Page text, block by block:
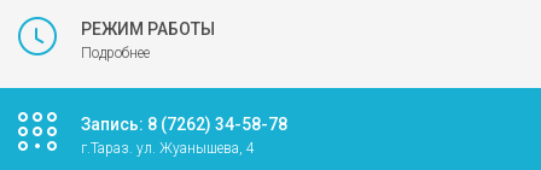
РЕЖИМ РАБОТЫ
Подробнее
Запись: 8 (7262) 34-58-78
г.Тараз. ул. Жуанышева, 4